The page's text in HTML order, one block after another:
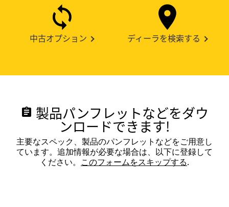
中古オプション ディーラを検索する
assignment 製品パンフレットなどをダウ
ンロードできます!
主要なスペック、製品のパンフレットなどをご用意し
ています。追加情報が必要な場合は、以下に登録して
ください。 このフォームをスキップする.